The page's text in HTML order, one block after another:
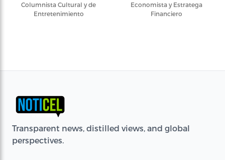
Columnista Cultural y de
Entretenimiento
Economista y Estratega
Financiero
Transparent news, distilled views, and global
perspectives.